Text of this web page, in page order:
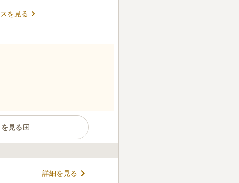
を見る
見る
詳細を見る